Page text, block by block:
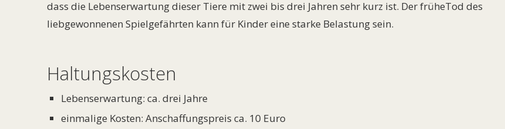
dass die Lebenserwartung dieser Tiere mit zwei bis drei Jahren sehr kurz ist. Der früheTod des
liebgewonnenen Spielgefährten kann für Kinder eine starke Belastung sein.
Haltungskosten
Lebenserwartung: ca. drei Jahre
einmalige Kosten: Anschaffungspreis ca. 10 Euro